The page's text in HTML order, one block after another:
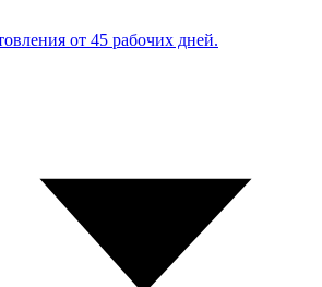
от 45 рабочих дней.